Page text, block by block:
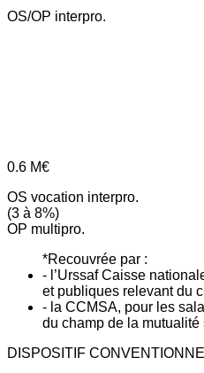
OS/OP interpro.
0.6 M€
OS vocation interpro.
(3 à 8%)
OP multipro.
*Recouvrée par :
- l’Urssaf Caisse
et publiques relevant du
- la CCMSA, pour les
du champ de la
DISPOSITIF